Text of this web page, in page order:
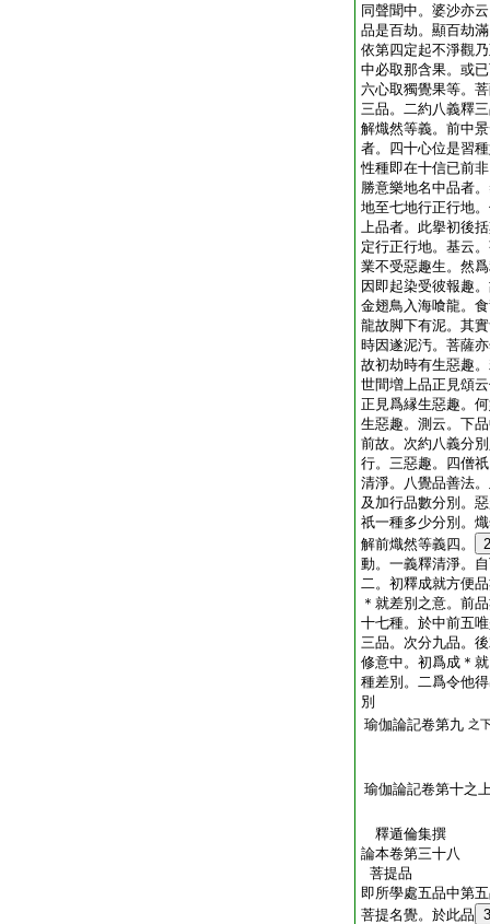
同聲聞中。婆沙亦
品是百劫。顯百劫
依第四定起不淨觀
中必取那含果。或
六心取獨覺果等。
三品。二約八義釋
解熾然等義。前中
者。四十心位是習
性種即在十信已前
勝意樂地名中品者
地至七地行正行地
上品者。此擧初後
定行正行地。基云
業不受惡趣生。然
因即起染受彼報趣
金翅鳥入海喰龍。
龍故脚下有泥。其
時因遂泥汚。菩薩
故初劫時有生惡趣
世間増上品正見頌
正見爲縁生惡趣。
生惡趣。測云。下
前故。次約八義分
行。三惡趣。四僧
清淨。八覺品善法
及加行品數分別。
祇一種多少分別。
解前熾然等義四。
2
動。一義釋清淨。
二。初釋成就方便
＊就差別之意。前
十七種。於中前五
三品。次分九品。
修意中。初爲成＊
種差別。二爲令他
別
瑜伽論記卷第九 之
瑜伽論記卷第十之
釋遁倫集撰
論本卷第三十八
菩提品
即所學處五品中第
菩提名覺。於此品 3